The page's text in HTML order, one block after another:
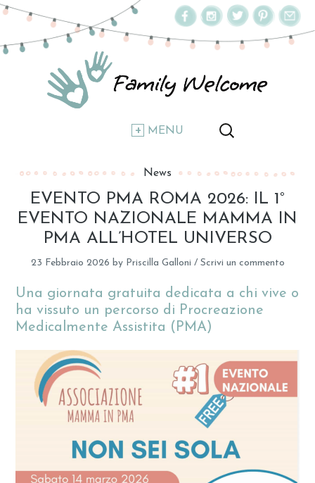
MENU
News
EVENTO PMA ROMA 2026: IL 1°
EVENTO NAZIONALE MAMMA IN
PMA ALL’HOTEL UNIVERSO
23 Febbraio 2026 by Priscilla Galloni / Scrivi un commento
Una giornata gratuita dedicata a chi vive o
ha vissuto un percorso di Procreazione
Medicalmente Assistita (PMA)